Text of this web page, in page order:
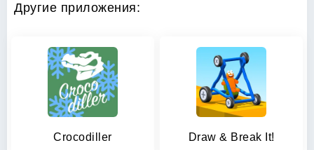
Другие приложения:
Crocodiller Draw & Break It!